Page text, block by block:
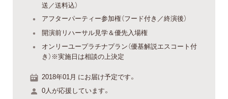
送／送料込）
アフターパーティー参加権（フード付き／終演後）
開演前リハーサル見学＆優先入場権
オンリーユープラチナプラン（優基解説エスコート付
き）※実施日は相談の上決定
2018年01月 にお届け予定です。
0人が応援しています。